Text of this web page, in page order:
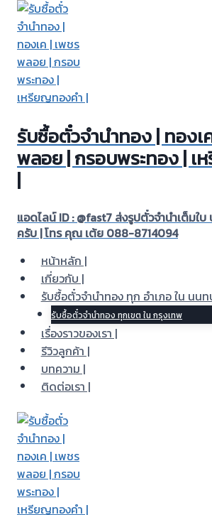
Skip
content
รับซื้อตั๋วจำนำทอง | ทองเ
พลอย | กรอบพระทอง | เ
|
แอดไลน์ ID : @fast7 ส่งรูปตั๋วจำนำเต็มใบ
ครับ | โทร คุณ เต้ย 088-8714094
หน้าหลัก |
เกี่ยวกับ |
รับซื้อตั๋วจำนำทอง ทุก อำเภอ ใน นน
รับซื้อตั๋วจำนำทอง ทุกเขต ใน กรุงเทพ
เรื่องราวของเรา |
รีวิวลูกค้า |
บทความ |
ติดต่อเรา |